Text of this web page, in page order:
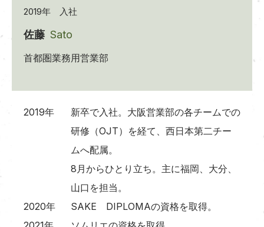
2019年 入社
佐藤 Sato
首都圏業務用営業部
2019年
新卒で入社。大阪営業部の各チームでの
研修（OJT）を経て、西日本第二チー
ムへ配属。
8月からひとり立ち。主に福岡、大分、
山口を担当。
2020年
SAKE DIPLOMAの資格を取得。